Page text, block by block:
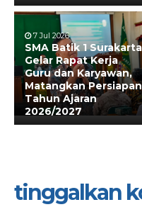
7 Jul 2026
SMA Batik 1 Surakarta
Gelar Rapat Kerja
Guru dan Karyawan,
Matangkan Persiapan
Tahun Ajaran
2026/2027
tinggalkan